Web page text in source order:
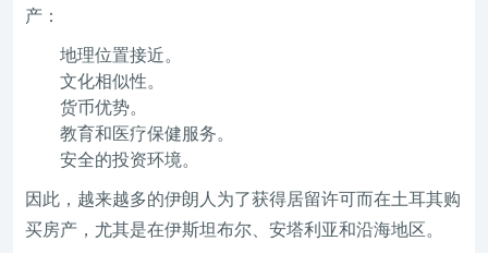
产：
地理位置接近。
文化相似性。
货币优势。
教育和医疗保健服务。
安全的投资环境。
因此，越来越多的伊朗人为了获得居留许可而在土耳其购
买房产，尤其是在伊斯坦布尔、安塔利亚和沿海地区。